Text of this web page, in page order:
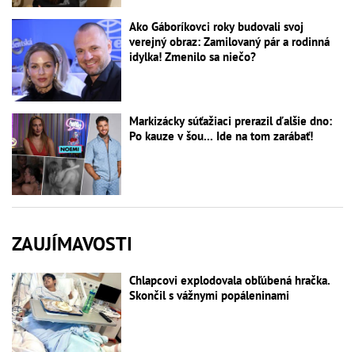
Ako Gáboríkovci roky budovali svoj
verejný obraz: Zamilovaný pár a rodinná
idylka! Zmenilo sa niečo?
Markizácky súťažiaci prerazil ďalšie dno:
Po kauze v šou... Ide na tom zarábať!
ZAUJÍMAVOSTI
Chlapcovi explodovala obľúbená hračka.
Skončil s vážnymi popáleninami